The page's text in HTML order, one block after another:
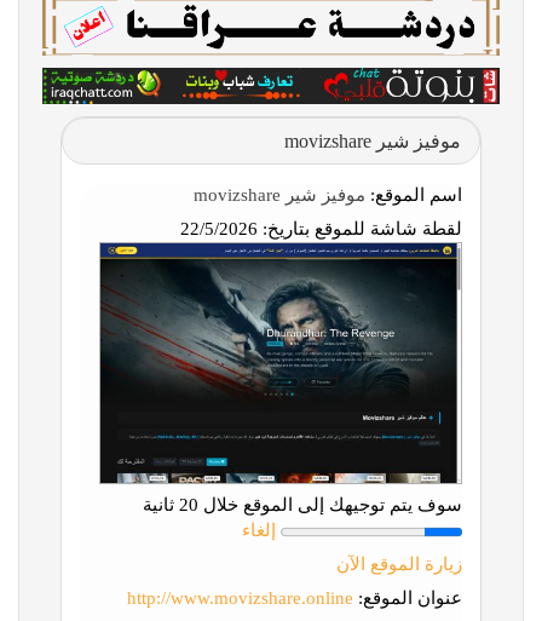
موفيز شير movizshare
اسم الموقع: موفيز شير movizshare
لقطة شاشة للموقع بتاريخ:
سوف يتم توجيهك إلى الموقع خلال 20 ثانية
إلغاء
زيارة الموقع الآن
عنوان الموقع: http://www.movizshare.online